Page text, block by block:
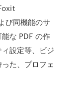
び同機能のサ
な PDF の作
設定等、ビジ
た、プロフェ